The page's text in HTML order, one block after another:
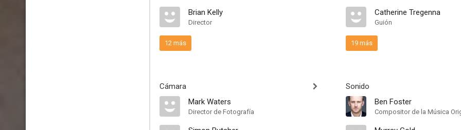
Brian Kelly
Director
12 más
Cámara
Mark Waters
Director de Fotografía
Catherine Tregenna
Guión
19 más
Sonido
Ben Foster
Compositor de la Música